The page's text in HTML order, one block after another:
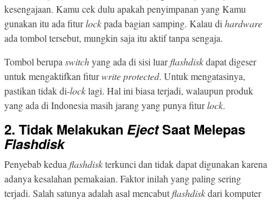
kesengajaan. Kamu cek dulu apakah penyimpanan yang Kamu
gunakan itu ada fiturlockpada bagian samping. Kalau di hardware
ada tombol tersebut, mungkin saja itu aktif tanpa sengaja.
Tombol berupa switchyang ada di sisi luarflashdiskdapat digeser
untuk mengaktifkan fiturwrite protected. Untuk mengatasinya,
pastikan tidak di-locklagi. Hal ini biasa terjadi, walaupun produk
yang ada di Indonesia masih jarang yang punya fiturlock.
2. Tidak Melakukan EjectSaat Melepas
Flashdisk
Penyebab kedua flashdiskterkunci dan tidak dapat digunakan karena
adanya kesalahan pemakaian. Faktor inilah yang paling sering
terjadi. Salah satunya adalah asal mencabutflashdiskdari komputer